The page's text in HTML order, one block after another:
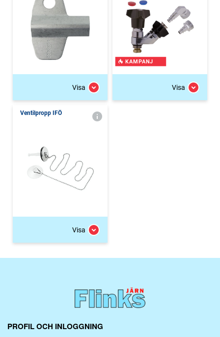
Visa
KAMPANJ
Visa
Ventilpropp IFÖ
Visa
PROFIL OCH INLOGGNING